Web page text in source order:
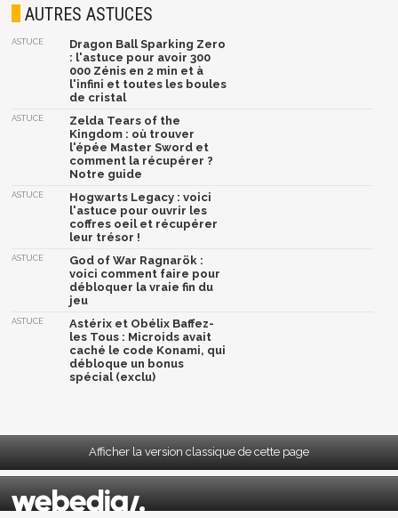
AUTRES ASTUCES
ASTUCE
Dragon Ball Sparking Zero
: l'astuce pour avoir 300
000 Zénis en 2 min et à
l'infini et toutes les boules
de cristal
ASTUCE
Zelda Tears of the
Kingdom : où trouver
l'épée Master Sword et
comment la récupérer ?
Notre guide
ASTUCE
Hogwarts Legacy : voici
l'astuce pour ouvrir les
coffres oeil et récupérer
leur trésor !
ASTUCE
God of War Ragnarök :
voici comment faire pour
débloquer la vraie fin du
jeu
ASTUCE
Astérix et Obélix Baffez-
les Tous : Microids avait
caché le code Konami, qui
débloque un bonus
spécial (exclu)
Afficher la version classique de cette page